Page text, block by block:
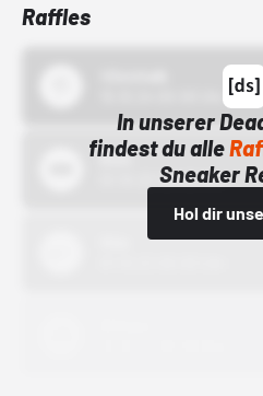
Raffles
In unserer
findest du alle
Sneaker
Hol dir
Bstn
01.10.22 00:00 Uhr